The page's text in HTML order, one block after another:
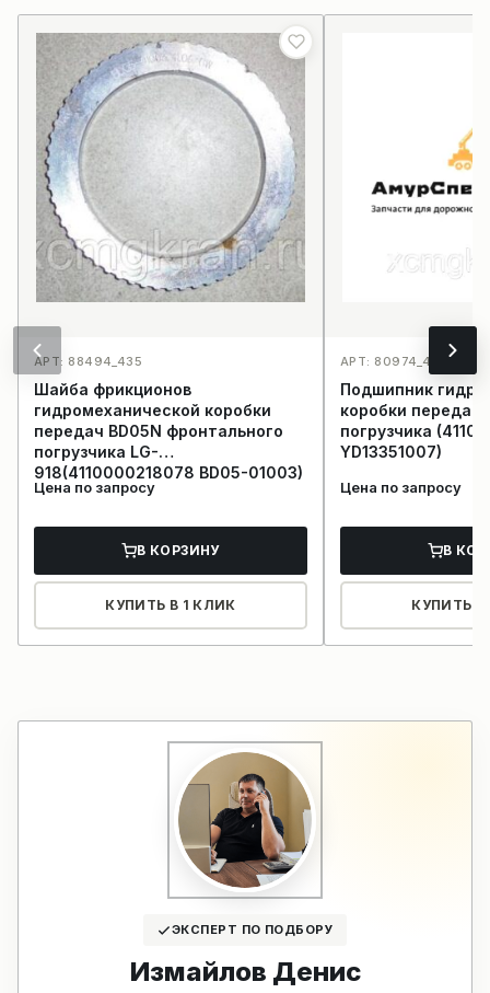
АРТ: 88494_435
Шайба фрикционов
гидромеханической коробки
передач BD05N фронтального
погрузчика LG-
918(4110000218078 BD05-01003)
Цена по запросу
В КОРЗИНУ
КУПИТЬ В 1 КЛИК
АРТ: 80974_429
Подшипник
коробки передач
погрузчика
YD13351007)
Цена по запросу
В
КУПИТЬ В
ЭКСПЕРТ ПО ПОДБОРУ
Измайлов Денис